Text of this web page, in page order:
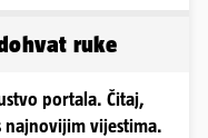
ruke
portala. Čitaj,
vijestima.